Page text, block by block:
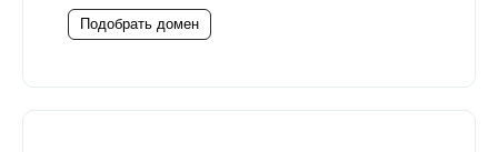
Подобрать домен